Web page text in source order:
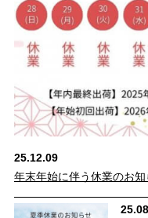
キレイ見えするデザインな
な穿き心地です。
本来の膝位置より少し高い
25.12.09
年末年始に伴う休業のお